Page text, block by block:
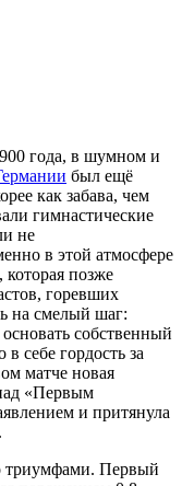
года, в шумном и
был ещё
как забава, чем
гимнастические
не
в этой атмосфере
позже
горевших
на смелый шаг:
собственный
себе гордость за
матче новая
«Первым
и притянула
триумфами. Первый